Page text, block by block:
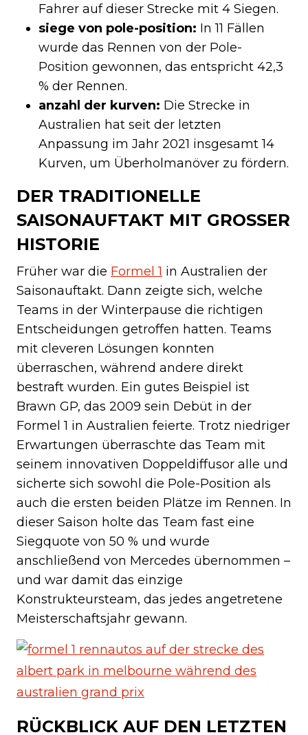
Fahrer auf dieser Strecke mit 4 Siegen​​.
siege von pole-position: In 11 Fällen
wurde das Rennen von der Pole-
Position gewonnen, das entspricht 42,3
% der Rennen.
anzahl der kurven: Die Strecke in
Australien hat seit der letzten
Anpassung im Jahr 2021 insgesamt 14
Kurven, um Überholmanöver zu fördern.
DER TRADITIONELLE
SAISONAUFTAKT MIT GROSSER H
ISTORIE
Früher war die Formel 1 in Australien der
Saisonauftakt. Dann zeigte sich, welche
Teams in der Winterpause die richtigen
Entscheidungen getroffen hatten. Teams
mit cleveren Lösungen konnten
überraschen, während andere direkt
bestraft wurden. Ein gutes Beispiel ist
Brawn GP, das 2009 sein Debüt in der
Formel 1 in Australien feierte. Trotz niedriger
Erwartungen überraschte das Team mit
seinem innovativen Doppeldiffusor alle und
sicherte sich sowohl die Pole-Position als
auch die ersten beiden Plätze im Rennen. In
dieser Saison holte das Team fast eine
Siegquote von 50 % und wurde
anschließend von Mercedes übernommen –
und war damit das einzige
Konstrukteursteam, das jedes angetretene
Meisterschaftsjahr gewann.
RÜCKBLICK AUF DEN LETZTEN